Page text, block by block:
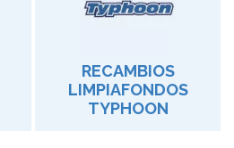
RECAMBIOS
LIMPIAFONDOS
TYPHOON